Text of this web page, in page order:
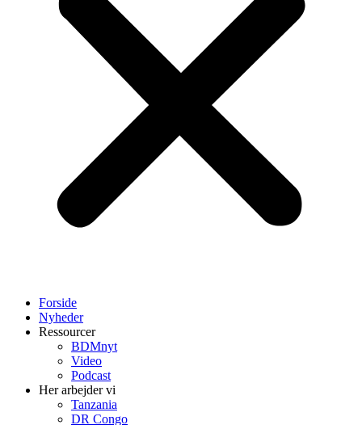
Forside
Nyheder
Ressourcer
BDMnyt
Video
Podcast
Her arbejder vi
Tanzania
DR Congo